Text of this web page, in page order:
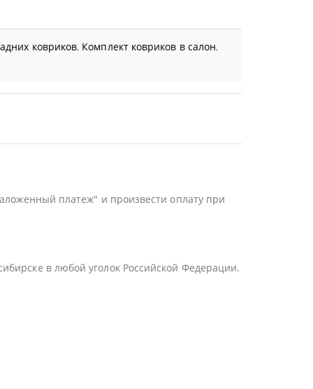
ковриков, Комплект ковриков в салон,
платеж" и произвести оплату при
в любой уголок Российской Федерации.